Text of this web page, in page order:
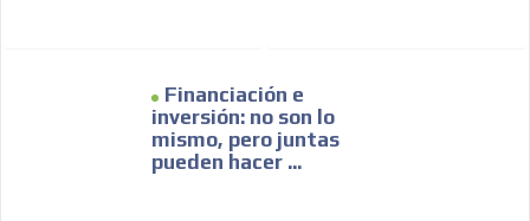
Financiación e
inversión: no son lo
mismo, pero juntas
pueden hacer ...